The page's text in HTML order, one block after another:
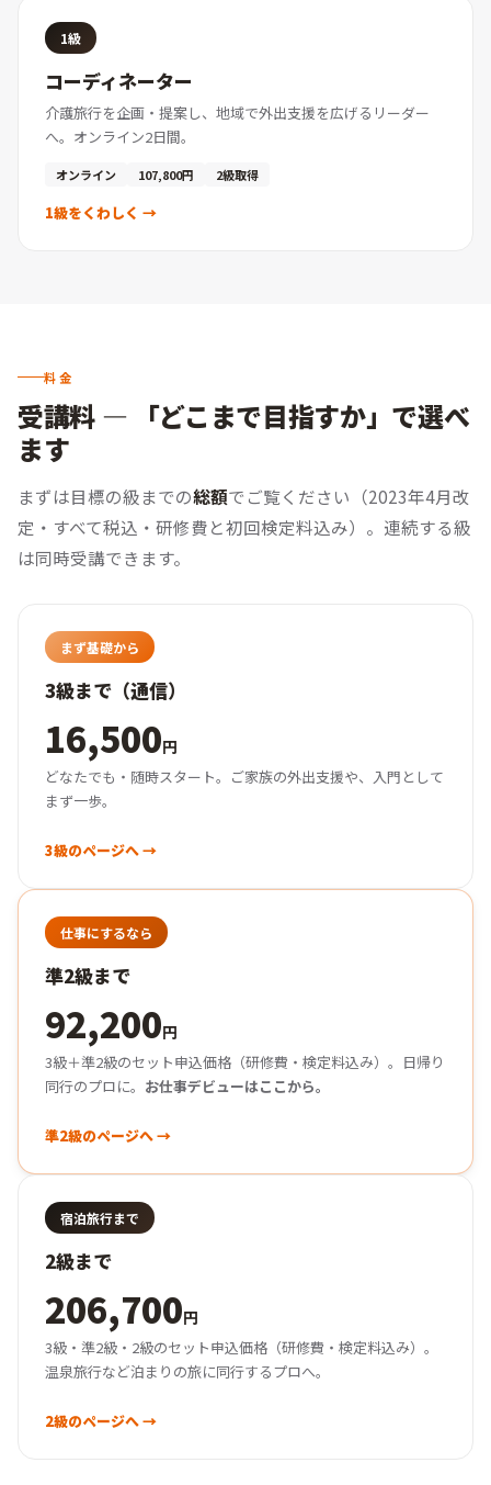
1級
コーディネーター
介護旅行を企画・提案し、地域で外出支援を広げるリーダー
へ。オンライン2日間。
オンライン 107,800円 2級取得
1級をくわしく →
料金
受講料 — 「どこまで目指すか」で選べ
ます
まずは目標の級までの総額でご覧ください（2023年4月改
定・すべて税込・研修費と初回検定料込み）。 連続する級
は同時受講できます。
まず基礎から
3級まで（通信）
16,500円
どなたでも・随時スタート。ご家族の外出支援や、入門として
まず一歩。
3級のページへ →
仕事にするなら
準2級まで
92,200円
3級＋準2級のセット申込価格（研修費・検定料込み）。日帰り
同行のプロに。 お仕事デビューはここから。
準2級のページへ →
宿泊旅行まで
2級まで
206,700円
3級・準2級・2級のセット申込価格（研修費・検定料込み）。
温泉旅行など泊まりの旅に同行するプロへ。
2級のページへ →